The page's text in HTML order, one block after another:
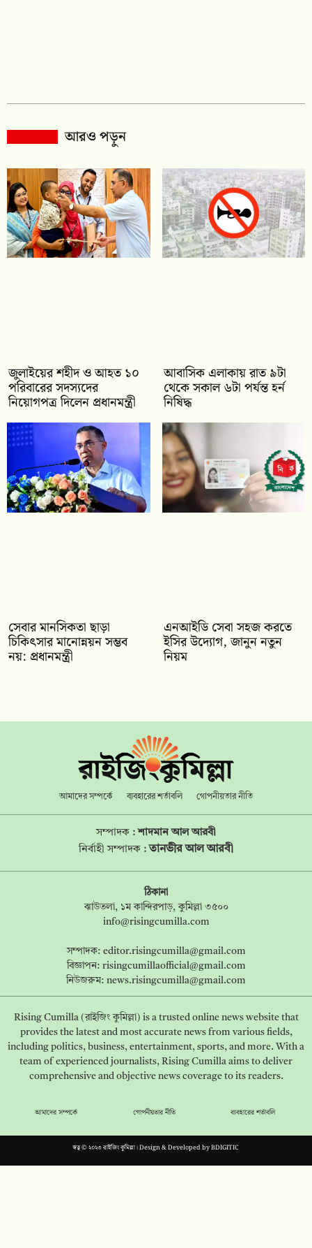
আরও পড়ুন
জুলাইয়ের শহীদ ও আহত ১০
পরিবারের সদস্যদের
নিয়োগপত্র দিলেন প্রধানমন্ত্রী
আবাসিক এলাকায় রাত ৯টা
থেকে সকাল ৬টা পর্যন্ত হর্ন
নিষিদ্ধ
সেবার মানসিকতা ছাড়া
চিকিৎসার মানোন্নয়ন সম্ভব
নয়: প্রধানমন্ত্রী
এনআইডি সেবা সহজ করতে
ইসির উদ্যোগ, জানুন নতুন
নিয়ম
আমাদের সম্পর্কে ব্যবহারের শর্তাবলি গোপনীয়তার নীতি
সম্পাদক :শাদমান আল আরবী
নির্বাহী সম্পাদক : তানভীর আল আরবী
ঠিকানা
ঝাউতলা, ১ম কান্দিরপাড়, কুমিল্লা ৩৫০০
info@risingcumilla.com
সম্পাদক: editor.risingcumilla@gmail.com
বিজ্ঞাপন: risingcumillaofficial@gmail.com
নিউজরুম: news.risingcumilla@gmail.com
Rising Cumilla (রাইজিং কুমিল্লা) is a trusted online news website that
provides the latest and most accurate news from various fields,
including politics, business, entertainment, sports, and more. With a
team of experienced journalists, Rising Cumilla aims to deliver
comprehensive and objective news coverage to its readers.
আমাদের সম্পর্কে গোপনীয়তার নীতি ব্যবহারের শর্তাবলি
স্বত্ব © ২০২৩ রাইজিং কুমিল্লা। Design & Developed byBDIGITIC